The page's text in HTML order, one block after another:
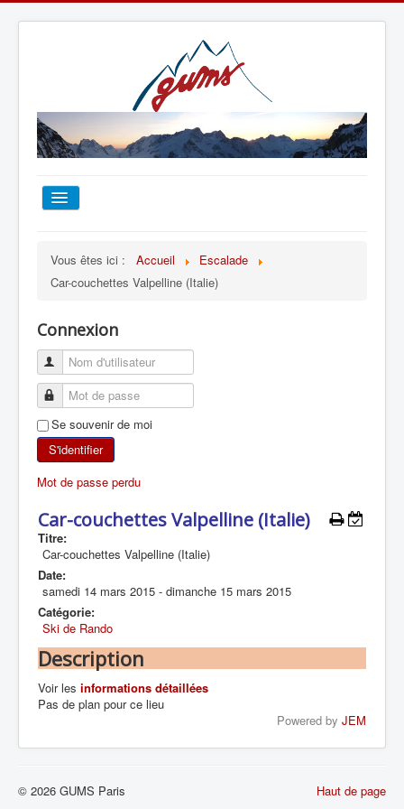
TOUT SUR LE GUMS
ESCALADE
ALPINISME
SKI DE RANDONNÉE
RANDONNÉE SPORTIVE
Vous êtes ici : Accueil
Escalade
Car-couchettes Valpelline (Italie)
Connexion
Se souvenir de moi
S'identifier
Mot de passe perdu
Car-couchettes Valpelline (Italie)
Titre:
Car-couchettes Valpelline (Italie)
Date:
samedi 14 mars 2015 - dimanche 15 mars 2015
Catégorie:
Ski de Rando
Description
Voir les informations détaillées
Pas de plan pour ce lieu
Powered by JEM
Haut de page
© 2026 GUMS Paris